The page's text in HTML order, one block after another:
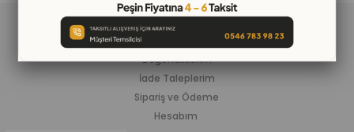
ALIŞVERİŞ BİLGİLERİ
Beğendiklerim
İade Taleplerim
Sipariş ve Ödeme
Hesabım